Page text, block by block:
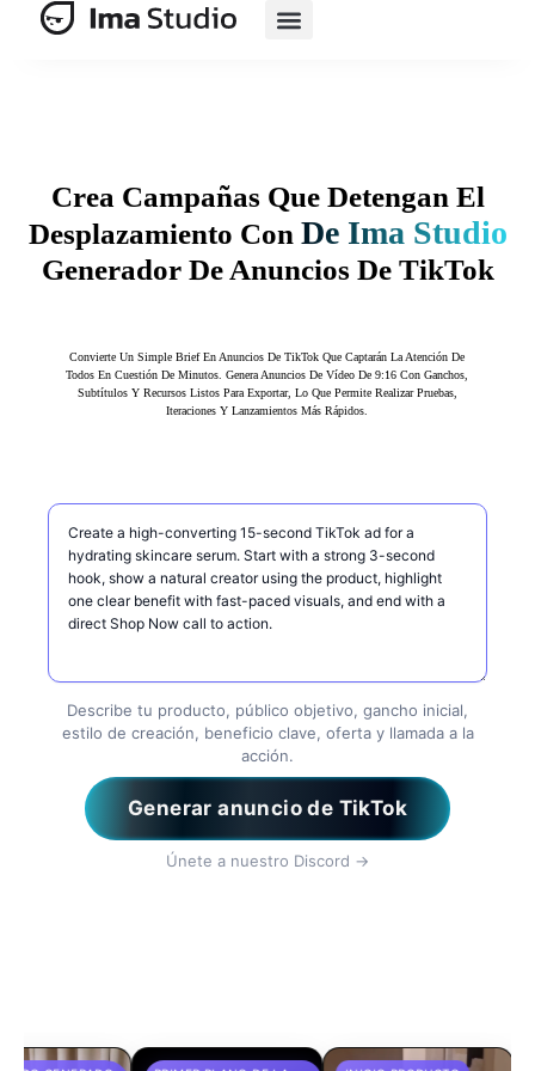
Crea Campañas Que Detengan El
Desplazamiento Con De Ima Studio
Generador De Anuncios De TikTok
Convierte Un Simple Brief En Anuncios De TikTok Que Captarán La Atención De
Todos En Cuestión De Minutos. Genera Anuncios De Vídeo De 9:16 Con Ganchos,
Subtítulos Y Recursos Listos Para Exportar, Lo Que Permite Realizar Pruebas,
Iteraciones Y Lanzamientos Más Rápidos.
Describe el anuncio de TikTok que quieres crear
Describe tu producto, público objetivo, gancho inicial,
estilo de creación, beneficio clave, oferta y llamada a la
acción.
Generar anuncio de TikTok
Únete a nuestro Discord →